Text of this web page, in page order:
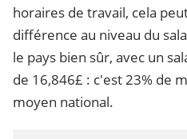
horaires de travail, cela
différence au niveau du
le pays bien sûr, avec un
de 16,846£ : c'est 23% de
moyen national.